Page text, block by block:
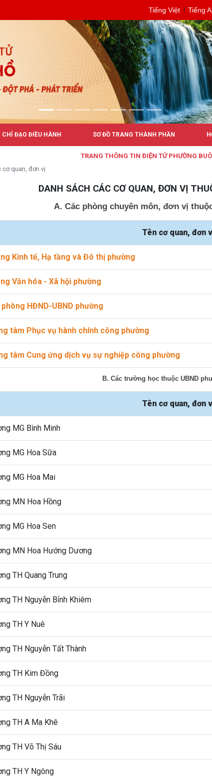
Tiếng Việt Tiếng
CHỈ ĐẠO ĐIỀU HÀNH SƠ ĐỒ TRANG THÀNH PHẦN
TRANG THÔNG TIN ĐIỆN TỬ PHƯỜNG BUÔN HỒ
cơ quan, đơn vị
DANH SÁCH CÁC CƠ QUAN, ĐƠN VỊ
A. Các phòng chuyên môn, đơn vị
Tên cơ quan, đơn
Kinh tế, Hạ tầng và Đô thị phường
Văn hóa - Xã hội phường
phòng HĐND-UBND phường
tâm Phục vụ hành chính công phường
tâm Cung ứng dịch vụ sự nghiệp công phường
B. Các trường học thuộc UBND
Tên cơ quan, đơn
MG Bình Minh
MG Hoa Sữa
MG Hoa Mai
MN Hoa Hồng
MG Hoa Sen
MN Hoa Hướng Dương
TH Quang Trung
TH Nguyễn Bỉnh Khiêm
TH Y Nuê
TH Nguyễn Tất Thành
TH Kim Đồng
TH Nguyễn Trãi
TH A Ma Khê
TH Võ Thị Sáu
TH Y Ngông